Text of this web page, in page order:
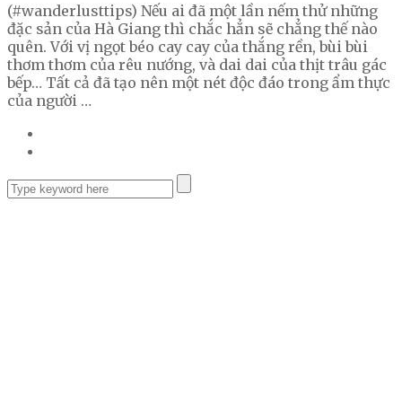
(#wanderlusttips) Nếu ai đã một lần nếm thử những
đặc sản của Hà Giang thì chắc hẳn sẽ chẳng thế nào
quên. Với vị ngọt béo cay cay của thắng rền, bùi bùi
thơm thơm của rêu nướng, và dai dai của thịt trâu gác
bếp… Tất cả đã tạo nên một nét độc đáo trong ẩm thực
của người …